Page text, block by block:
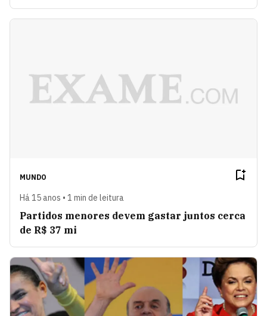
MUNDO
Há 15 anos • 1 min de leitura
Partidos menores devem gastar juntos cerca
de R$ 37 mi